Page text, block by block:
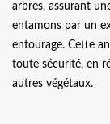
arbres, assurant
entamons par un
entourage. Cette
toute sécurité, en
autres végétaux.